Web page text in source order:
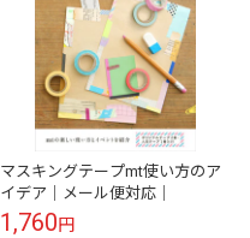
マスキングテープmt使い方のア
イデア｜メール便対応｜
1,760円